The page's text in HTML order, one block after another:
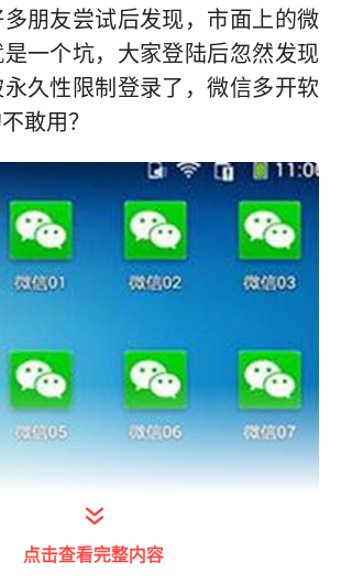
朋友尝试后发现，市面上的微
一个坑，大家登陆后忽然发现
久性限制登录了，微信多开软
敢用？
点击查看完整内容